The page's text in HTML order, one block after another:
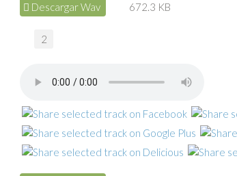
Descargar Wav 672.3 KB
2